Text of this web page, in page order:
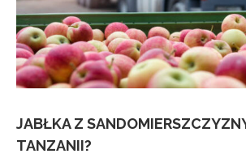
JABŁKA Z
TANZANII?